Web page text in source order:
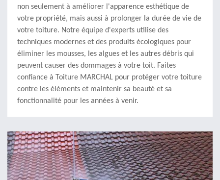
non seulement à améliorer l'apparence esthétique de
votre propriété, mais aussi à prolonger la durée de vie de
votre toiture. Notre équipe d'experts utilise des
techniques modernes et des produits écologiques pour
éliminer les mousses, les algues et les autres débris qui
peuvent causer des dommages à votre toit. Faites
confiance à Toiture MARCHAL pour protéger votre toiture
contre les éléments et maintenir sa beauté et sa
fonctionnalité pour les années à venir.